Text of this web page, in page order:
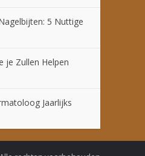
5 Nuttige
je Zullen Helpen
Jaarlijks